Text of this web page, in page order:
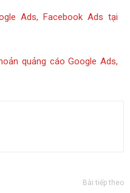
Ads, Facebook Ads tại
quảng cáo Google Ads,
Bài tiếp theo